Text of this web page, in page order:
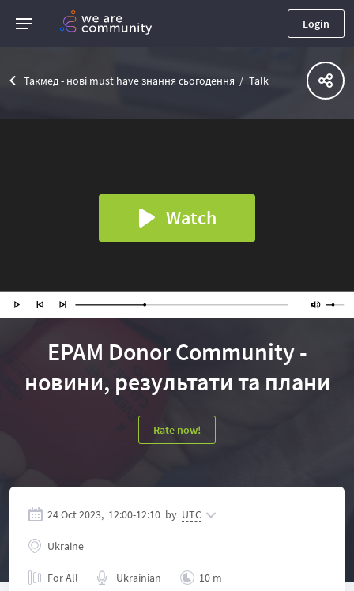
Login
Такмед - нові must have знання сьогодення Talk
Watch
EPAM Donor Community -
новини, результати та плани
Rate now!
24 Oct 2023, 12:00-12:10 by UTC
Ukraine
For All Ukrainian 10 m